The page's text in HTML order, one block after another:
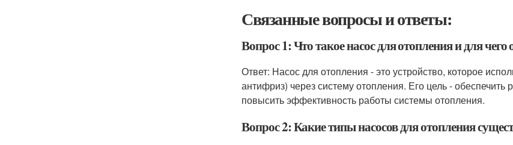
Связанные вопросы и ответы:
Вопрос 1: Что такое насос для отопления и для чего
Ответ: Насос для отопления - это устройство, которое
антифриз) через систему отопления. Его цель -
повысить эффективность работы системы отопления.
Вопрос 2: Какие типы насосов для отопления